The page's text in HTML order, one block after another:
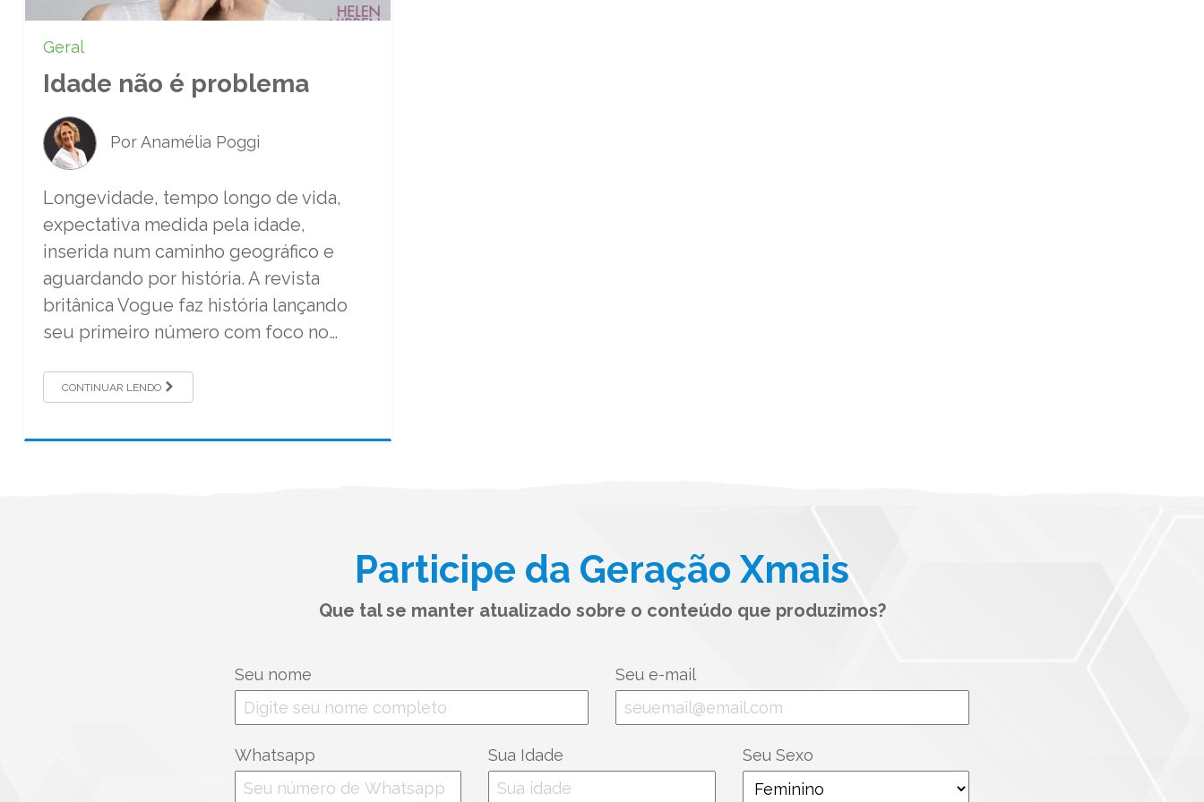
Geral
Idade não é problema
Por Anamélia Poggi
Longevidade, tempo longo de vida,
expectativa medida pela idade,
inserida num caminho geográfico e
aguardando por história. A revista
britânica Vogue faz história lançando
seu primeiro número com foco no…
CONTINUAR LENDO
Participe da Geração Xmais
Que tal se manter atualizado sobre o conteúdo que produzimos?
Seu nome Seu e-mail
Whatsapp Sua Idade Seu Sexo